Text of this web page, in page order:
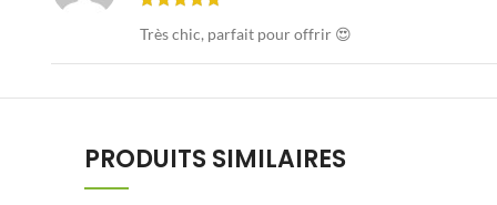
Très chic, parfait pour offrir 😍
PRODUITS SIMILAIRES